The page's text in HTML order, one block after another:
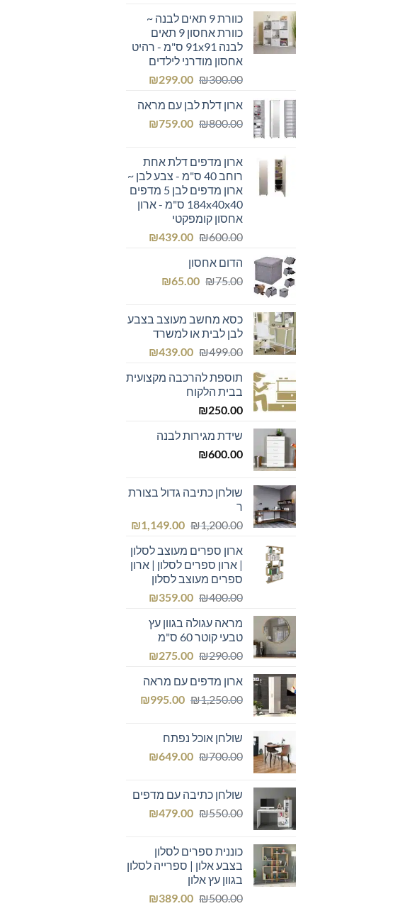
היה:
₪669.00.
הוא:כוורת 9 תאים לבנה ~
כוורת אחסון 9 תאים
לבנה 91x91 ס"מ - רהיט
אחסון מודרני לילדים
₪300.00
המחיר
היה:
₪300.00.
₪299.00
המחיר
הוא:
₪299.00.
ארון דלת לבן עם מראה
₪800.00
המחיר
₪800.00.
₪759.00
המחיר
₪759.00.ארון מדפים דלת אחת
רוחב 40 ס"מ - צבע לבן ~
ארון מדפים לבן 5 מדפים
184x40x40 ס"מ - ארון
אחסון קומפקטי
₪600.00
המחיר
היה:
₪600.00.
₪439.00
המחיר
הדום אחסון
₪75.00
המחיר
₪75.00.
₪65.00
המחיר
₪65.00.
כסא מחשב מעוצב בצבע
לבן לבית או למשרד
₪499.00
המחיר
היה:
₪499.00.
₪439.00
המחיר
הוא:
תוספת להרכבה מקצועית
בבית הלקוח
₪250.00
שידת מגירות לבנה
₪600.00
שולחן כתיבה גדול בצורת
ר
₪1,200.00
המחיר
היה:
₪1,200.00.
₪1,149.00
המחיר
הוא:
₪1,149.00.
ארון ספרים מעוצב לסלון
| ארון ספרים לסלון | ארון
ספרים מעוצב לסלון
₪400.00
המחיר
היה:
₪400.00.
₪359.00
המחיר
הוא:מראה עגולה בגוון עץ
טבעי קוטר 60 ס"מ
₪290.00
המחיר
היה:
₪290.00.
₪275.00
המחיר
הוא:
₪275.00.
ארון מדפים עם מראה
₪1,250.00
המחיר
₪1,250.00.
₪995.00
המחיר
שולחן אוכל נפתח
₪700.00
המחיר
₪700.00.
₪649.00
המחיר
₪649.00.שולחן כתיבה עם מדפים
₪550.00
המחיר
₪550.00.
₪479.00
המחיר
כוננית ספרים לסלון
בצבע אלון | ספרייה לסלון
בגוון עץ אלון
₪500.00
המחיר ₪389.00
המחיר